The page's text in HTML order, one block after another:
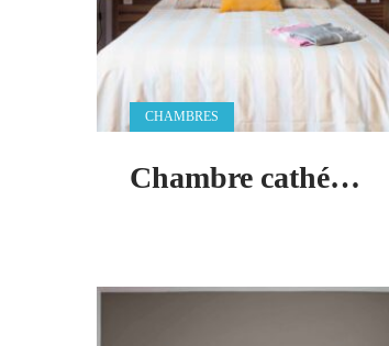
Chambre cathédrale
CHAMBRES